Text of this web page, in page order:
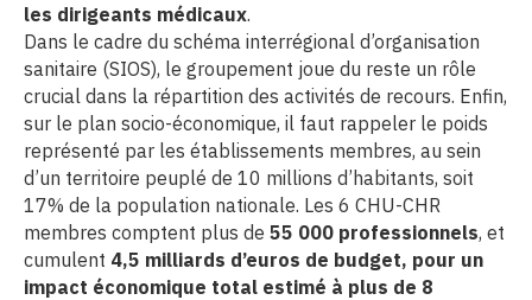
les dirigeants médicaux.
Dans le cadre du schéma interrégional d’organisation
sanitaire (SIOS), le groupement joue du reste un rôle
crucial dans la répartition des activités de recours. Enfin,
sur le plan socio-économique, il faut rappeler le poids
représenté par les établissements membres, au sein
d’un territoire peuplé de 10 millions d’habitants, soit
17% de la population nationale. Les 6 CHU-CHR
membres comptent plus de 55 000 professionnels, et
cumulent 4,5 milliards d’euros de budget, pour un
impact économique total estimé à plus de 8